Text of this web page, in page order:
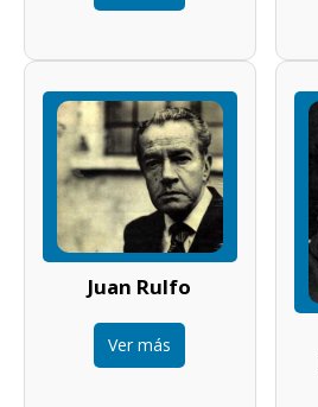
Juan Rulfo
Ver más